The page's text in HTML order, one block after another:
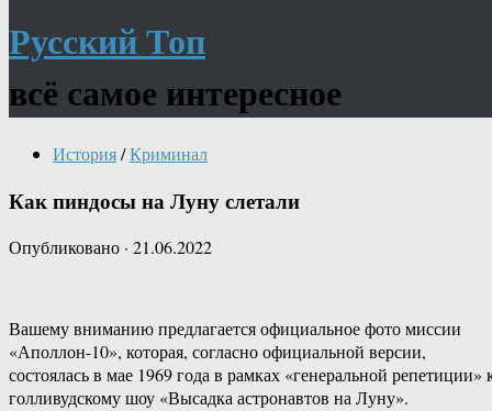
Русский Топ
всё самое интересное
История/Криминал
Как пиндосы на Луну слетали
Опубликовано · 21.06.2022
Вашему вниманию предлагается официальное фото миссии
«Аполлон-10», которая, согласно официальной версии,
состоялась в мае 1969 года в рамках «генеральной репетиции»
голливудскому шоу «Высадка астронавтов на Луну».